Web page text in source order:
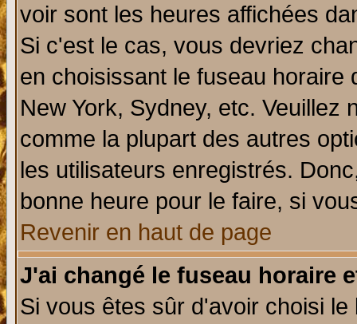
voir sont les heures affichées
Si c'est le cas, vous devriez
en choisissant le fuseau
New York, Sydney, etc. Veuillez
comme la plupart des autres
les utilisateurs enregistrés.
bonne heure pour le faire, si
Revenir en haut de page
J'ai changé le fuseau horaire
Si vous êtes sûr d'avoir choisi